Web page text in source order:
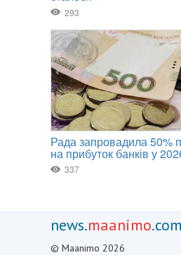
news.maanimo.com
© Maanimo 2026